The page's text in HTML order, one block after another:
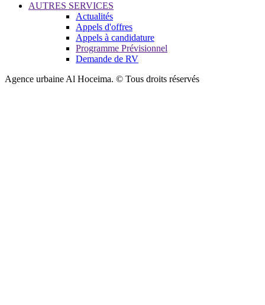
AUTRES SERVICES
Actualités
Appels d'offres
Appels à candidature
Programme Prévisionnel
Demande de RV
Agence urbaine Al Hoceima. © Tous droits réservés